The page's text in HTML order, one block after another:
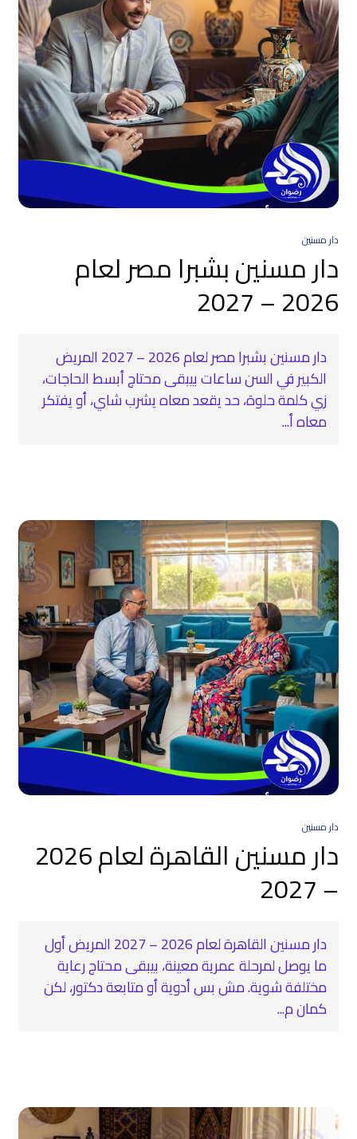
دار مسنين
دار مسنين بشبرا مصر لعام
2026 – 2027
دار مسنين بشبرا مصر لعام 2026 – 2027 المريض
الكبير في السن ساعات بيبقى محتاج أبسط الحاجات،
زي كلمة حلوة، حد يقعد معاه يشرب شاي، أو يفتكر
معاه أ...
دار مسنين
دار مسنين القاهرة لعام 2026
– 2027
دار مسنين القاهرة لعام 2026 – 2027 المريض أول
ما يوصل لمرحلة عمرية معينة، بيبقى محتاج رعاية
مختلفة شوية. مش بس أدوية أو متابعة دكتور، لكن
كمان م...